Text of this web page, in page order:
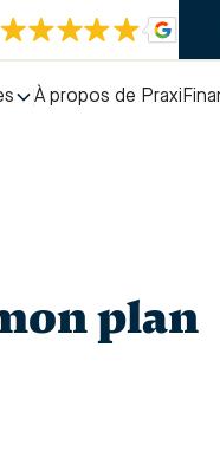
À propos de
plan